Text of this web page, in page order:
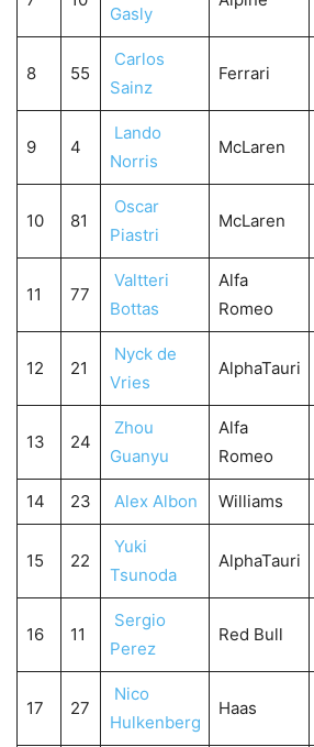
Gasly
8 55
Carlos
Sainz
Ferrari
9 4
Lando
Norris
McLaren
10 81
Oscar
Piastri
McLaren
11 77
Valtteri
Bottas
Alfa
Romeo
12 21
Nyck de
Vries
AlphaTauri
13 24
Zhou
Guanyu
Alfa
Romeo
14 23 Alex Albon Williams
15 22
Yuki
Tsunoda
AlphaTauri
16 11
Sergio
Perez
Red Bull
17 27
Nico
Hulkenberg
Haas